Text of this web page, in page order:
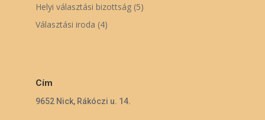
Helyi választási bizottság(5)
Választási iroda (4)
Cím
9652 Nick, Rákóczi u. 14.